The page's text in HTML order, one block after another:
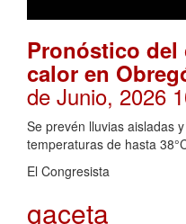
Pronóstico
calor en
de Junio, 2026
Se prevén lluvias aisladas
temperaturas de hasta
El Congresista
gaceta